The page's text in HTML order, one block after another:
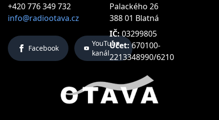
+420 776 349 732
info@radiootava.cz
Facebook
YouTube
kanál
Palackého 26
388 01 Blatná
IČ:03299805
Účet:670100-
2213348990/6210